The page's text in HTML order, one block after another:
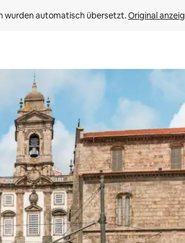
wurden automatisch übersetzt. Original
und unten oder erkunde die Ergebnisse